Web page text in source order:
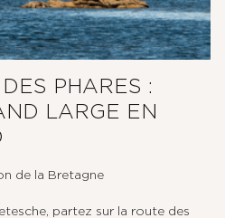
PHARES :
LARGE EN
de la Bretagne
partez sur la route des